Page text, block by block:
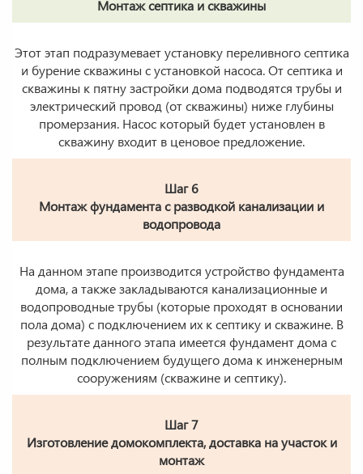
Монтаж септика и скважины
Этот этап подразумевает установку переливного септика
и бурение скважины с установкой насоса. От септика и
скважины к пятну застройки дома подводятся трубы и
электрический провод (от скважины) ниже глубины
промерзания. Насос который будет установлен в
скважину входит в ценовое предложение.
Шаг 6
Монтаж фундамента с разводкой канализации и
водопровода
На данном этапе производится устройство фундамента
дома, а также закладываются канализационные и
водопроводные трубы (которые проходят в основании
пола дома) с подключением их к септику и скважине. В
результате данного этапа имеется фундамент дома с
полным подключением будущего дома к инженерным
сооружениям (скважине и септику).
Шаг 7
Изготовление домокомплекта, доставка на участок и
монтаж